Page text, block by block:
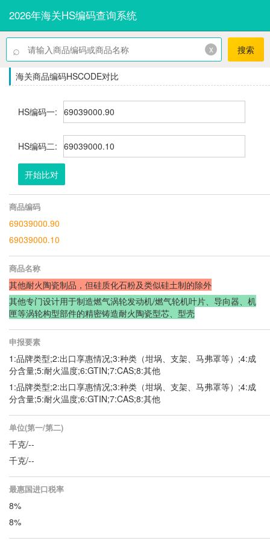
2026年海关HS编码查询系统
⌕ x 搜索
海关商品编码HSCODE对比
HS编码一:
HS编码二:
开始比对
商品编码
69039000.90
69039000.10
商品名称
其他耐火陶瓷制品，但硅质化石粉及类似硅土制的除外
其他专门设计用于制造燃气涡轮发动机/燃气轮机叶片、导向器、机
匣等涡轮构型部件的精密铸造耐火陶瓷型芯、型壳
申报要素
1:品牌类型;2:出口享惠情况;3:种类（坩埚、支架、马弗罩等）;4:成
分含量;5:耐火温度;6:GTIN;7:CAS;8:其他
1:品牌类型;2:出口享惠情况;3:种类（坩埚、支架、马弗罩等）;4:成
分含量;5:耐火温度;6:GTIN;7:CAS;8:其他
单位(第一/第二)
千克/--
千克/--
最惠国进口税率
8%
8%